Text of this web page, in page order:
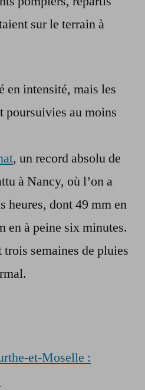
sur le terrain à
en intensité, mais les
poursuivies au moins
, un record absolu de
à Nancy, où l’on a
heures, dont 49 mm en
en à peine six minutes.
semaines de pluies
et-Moselle :